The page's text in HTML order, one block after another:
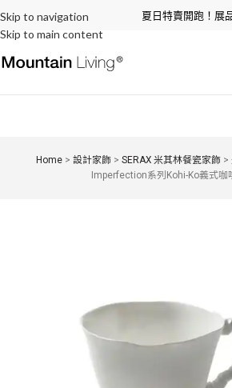
Skip to navigation
Skip to main content
夏日特賣開跑！展
Home >設計家飾 >SERAX 米其林餐瓷家飾 >
Imperfection系列Kohi-Ko義式咖